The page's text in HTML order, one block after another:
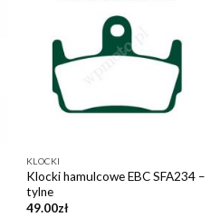
Dodaj do
schowka
KLOCKI
Klocki hamulcowe EBC SFA234 –
tylne
49.00zł